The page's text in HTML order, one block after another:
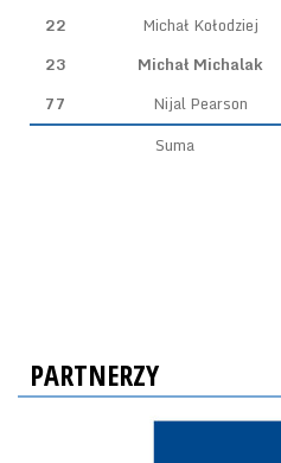
22
Michał Kołodziej
23
Michał Michalak
77
Nijal Pearson
Suma
PARTNERZY